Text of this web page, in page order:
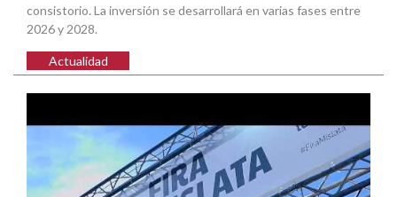
consistorio. La inversión se desarrollará en varias fases entre
2026 y 2028.
Actualidad